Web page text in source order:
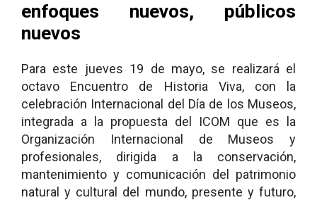
enfoques nuevos, públicos
nuevos
Para este jueves 19 de mayo, se realizará el
octavo Encuentro de Historia Viva, con la
celebración Internacional del Día de los Museos,
integrada a la propuesta del ICOM que es la
Organización Internacional de Museos y
profesionales, dirigida a la conservación,
mantenimiento y comunicación del patrimonio
natural y cultural del mundo, presente y futuro,